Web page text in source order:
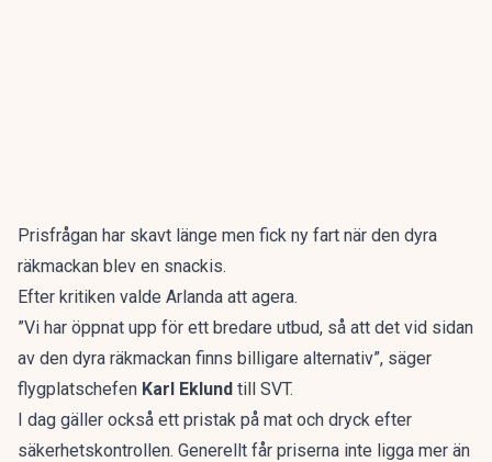
Prisfrågan har skavt länge men fick ny fart när den dyra
räkmackan blev en snackis.
Efter kritiken valde Arlanda att agera.
”Vi har öppnat upp för ett bredare utbud, så att det vid sidan
av den dyra räkmackan finns billigare alternativ”, säger
flygplatschefen Karl Eklund till SVT.
I dag gäller också ett pristak på mat och dryck efter
säkerhetskontrollen. Generellt får priserna inte ligga mer än